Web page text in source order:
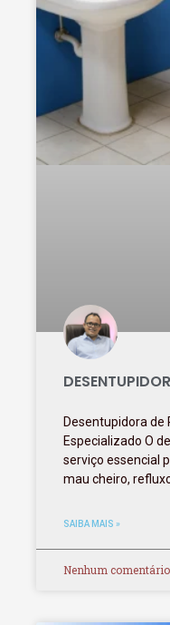
Desentupidora de
Especializado O
serviço essencial
mau cheiro,
SAIBA MAIS »
Nenhum comentário